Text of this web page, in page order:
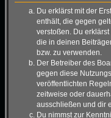
Du erklärst mit der
enthält, die gegen
verstoßen. Du
die in deinen
bzw. zu verwenden.
Der Betreiber des
gegen diese
veröffentlichten
zeitweise oder
ausschließen und dir
Du nimmst zur